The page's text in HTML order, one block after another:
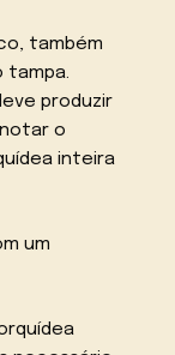
também
tampa.
produzir
o
inteira
um